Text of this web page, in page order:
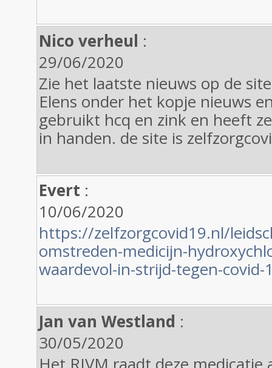
Nico verheul :
29/06/2020
Zie het laatste nieuws op de
Elens onder het kopje nieuws
gebruikt hcq en zink en heeft
in handen. de site is
Evert :
10/06/2020
https://zelfzorgcovid19.nl/
omstreden-medicijn-
waardevol-in-strijd-tegen-covid-
Jan van Westland :
30/05/2020